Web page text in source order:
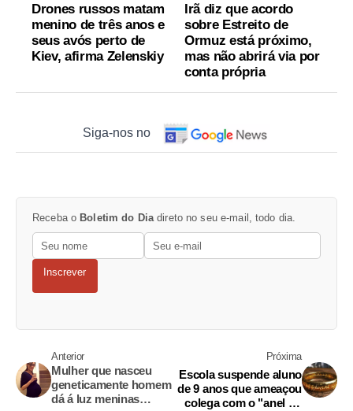
Drones russos matam
menino de três anos e
seus avós perto de
Kiev, afirma Zelenskiy
Irã diz que acordo
sobre Estreito de
Ormuz está próximo,
mas não abrirá via por
conta própria
Siga-nos no
Receba o Boletim do Dia direto no seu e-mail, todo dia.
Inscrever
Anterior
Mulher que nasceu
geneticamente homem
dá á luz meninas
Próxima
Escola suspende aluno
de 9 anos que ameaçou
colega com o "anel do